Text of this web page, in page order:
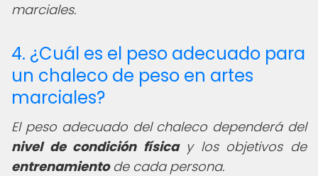
marciales.
4. ¿Cuál es el peso adecuado para
un chaleco de peso en artes
marciales?
El peso adecuado del chaleco dependerá del
nivel de condición físicay los objetivos de
entrenamientode cada persona.